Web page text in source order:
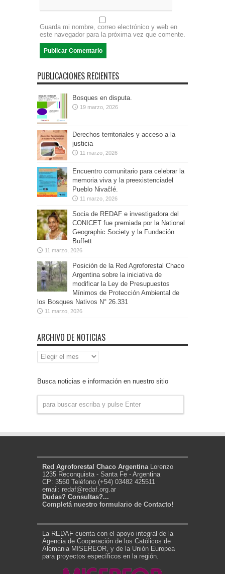
Guarda mi nombre, correo electrónico y web en
este navegador para la próxima vez que comente.
PUBLICACIONES RECIENTES
Bosques en disputa.
19 marzo, 2026
Derechos territoriales y acceso a la
justicia
11 marzo, 2026
Encuentro comunitario para celebrar la
memoria viva y la preexistenciadel
Pueblo Nivaĉlé.
11 marzo, 2026
Socia de REDAF e investigadora del
CONICET fue premiada por la National
Geographic Society y la Fundación
Buffett
11 marzo, 2026
Posición de la Red Agroforestal Chaco
Argentina sobre la iniciativa de
modificar la Ley de Presupuestos
Mínimos de Protección Ambiental de
los Bosques Nativos N° 26.331
11 marzo, 2026
ARCHIVO DE NOTICIAS
Archivo
de
Busca noticias e información en nuestro sitio
Red Agroforestal Chaco ArgentinaLorenzo
1235 Reconquista - Santa Fe - Argentina
CP: 3560 Teléfono (+54) 03482 425511
email: redaf@redaf.org.ar
Dudas? Consultas?...
Completá nuestro formulario de Contacto!
La REDAF cuenta con el apoyo integral de la
Agencia de Cooperación de los Católicos de
Alemania MISEREOR, y de la Unión Europea
para proyectos específicos en la región.